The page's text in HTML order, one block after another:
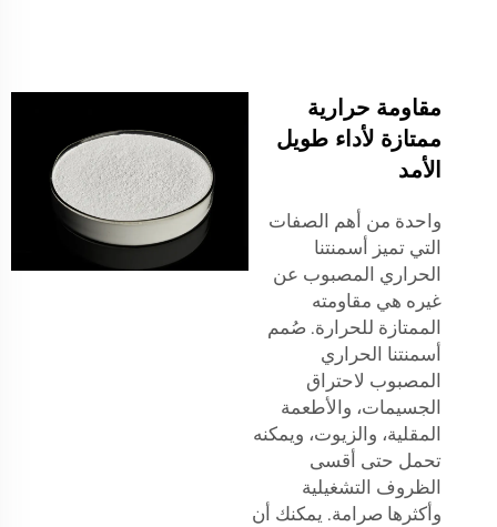
مقاومة حرارية
ممتازة لأداء طويل
الأمد
واحدة من أهم الصفات
التي تميز أسمنتنا
الحراري المصبوب عن
غيره هي مقاومته
الممتازة للحرارة. صُمم
أسمنتنا الحراري
المصبوب لاحتراق
الجسيمات، والأطعمة
المقلية، والزيوت، ويمكنه
تحمل حتى أقسى
الظروف التشغيلية
وأكثرها صرامة. يمكنك أن